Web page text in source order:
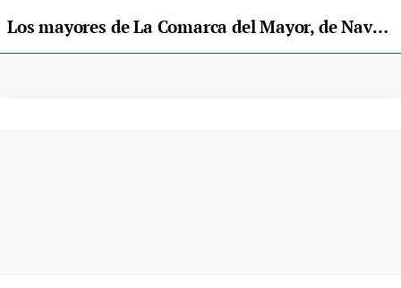
Los mayores de La Comarca del Mayor, de Nava, volvieron a celebrar su propio Festival de la Sidra